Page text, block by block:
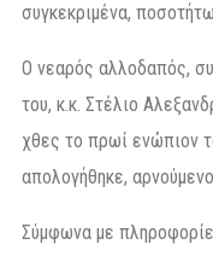
συγκεκριμένα,
Ο νεαρός αλλοδαπός,
του, κ.κ. Στέλιο
χθες το πρωί ενώπιον
απολογήθηκε,
Σύμφωνα με